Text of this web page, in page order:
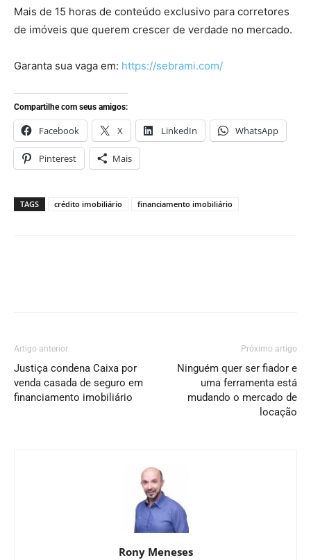
Mais de 15 horas de conteúdo exclusivo para corretores
de imóveis que querem crescer de verdade no mercado.
Garanta sua vaga em: https://sebrami.com/
Compartilhe com seus amigos:
Facebook X LinkedIn WhatsApp
Pinterest Mais
TAGS crédito imobiliário financiamento imobiliário
Artigo anterior
Justiça condena Caixa por
venda casada de seguro em
financiamento imobiliário
Próximo artigo
Ninguém quer ser fiador e
uma ferramenta está
mudando o mercado de
locação
Rony Meneses